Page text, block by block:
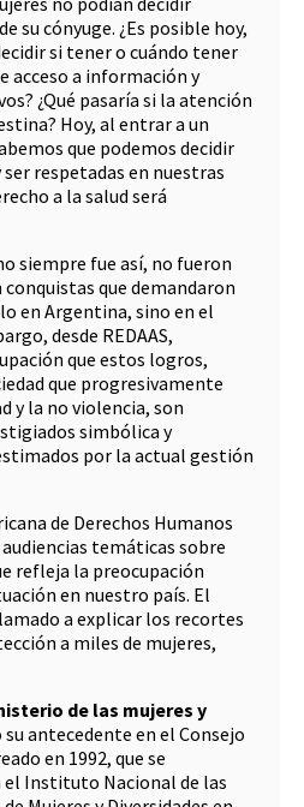
su cónyuge. ¿Es posible hoy,
si tener o cuándo tener
acceso a información y
¿Qué pasaría si la atención
Hoy, al entrar a un
que podemos decidir
respetadas en nuestras
a la salud será
siempre fue así, no fueron
que demandaron
en Argentina, sino en el
desde REDAAS,
que estos logros,
que progresivamente
y la no violencia, son
simbólica y
por la actual gestión
de Derechos Humanos
temáticas sobre
refleja la preocupación
en nuestro país. El
a explicar los recortes
a miles de mujeres,
de las mujeres y
su antecedente en el Consejo
en 1992, que se
Instituto Nacional de las